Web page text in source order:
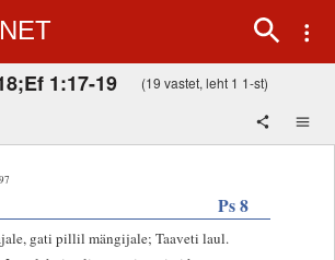
1:17-19 (19 vastet, leht 1 1-st)
Ps 8
gati pillil mängijale; Taaveti laul.